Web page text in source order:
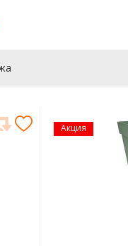
Акция